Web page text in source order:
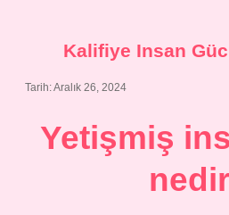
Kalifiye Insan
Tarih: Aralık 26, 2024
Yetişmiş